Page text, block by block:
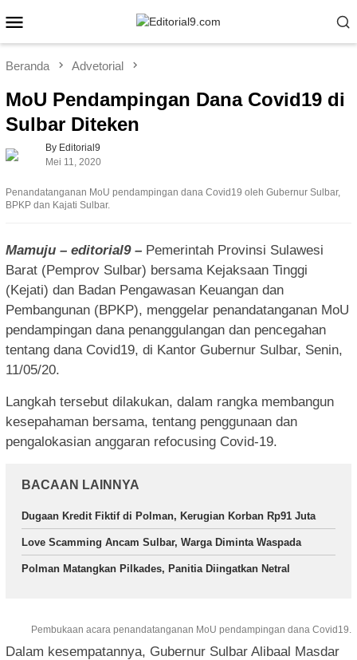
ke
kontenMobile
Beranda Advetorial
MoU Pendampingan Dana Covid19 di
Sulbar Diteken
By Editorial9
Mei 11, 2020
Penandatanganan MoU pendampingan dana Covid19 oleh Gubernur Sulbar,
BPKP dan Kajati Sulbar.
Mamuju – editorial9 – Pemerintah Provinsi Sulawesi
Barat (Pemprov Sulbar) bersama Kejaksaan Tinggi
(Kejati) dan Badan Pengawasan Keuangan dan
Pembangunan (BPKP), menggelar penandatanganan MoU
pendampingan dana penanggulangan dan pencegahan
tentang dana Covid19, di Kantor Gubernur Sulbar, Senin,
11/05/20.
Langkah tersebut dilakukan, dalam rangka membangun
kesepahaman bersama, tentang penggunaan dan
pengalokasian anggaran refocusing Covid-19.
BACAAN LAINNYA
Dugaan Kredit Fiktif di Polman, Kerugian Korban Rp91 Juta
Love Scamming Ancam Sulbar, Warga Diminta Waspada
Polman Matangkan Pilkades, Panitia Diingatkan Netral
Pembukaan acara penandatanganan MoU pendampingan dana Covid19.
Dalam kesempatannya, Gubernur Sulbar Alibaal Masdar